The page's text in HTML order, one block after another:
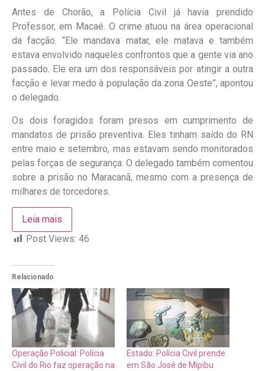
Antes de Chorão, a Polícia Civil já havia prendido
Professor, em Macaé. O crime atuou na área operacional
da facção. “Ele mandava matar, ele matava e também
estava envolvido naqueles confrontos que a gente via ano
passado. Ele era um dos responsáveis ​​por atingir a outra
facção e levar medo à população da zona Oeste”, apontou
o delegado.
Os dois foragidos foram presos em cumprimento de
mandatos de prisão preventiva. Eles tinham saído do RN
entre maio e setembro, mas estavam sendo monitorados
pelas forças de segurança. O delegado também comentou
sobre a prisão no Maracanã, mesmo com a presença de
milhares de torcedores.
Leia mais
Post Views: 46
Relacionado
Operação Policial: Polícia
Civil do Rio faz operação na
Estado: Polícia Civil prende
em São José de Mipibu